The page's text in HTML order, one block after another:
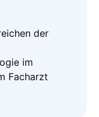
der
im
Facharzt